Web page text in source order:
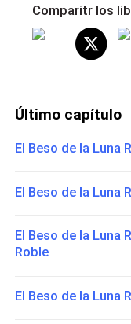
Comparitr los
Último capítulo
El Beso de la Luna
El Beso de la Luna
El Beso de la
Roble
El Beso de la Luna